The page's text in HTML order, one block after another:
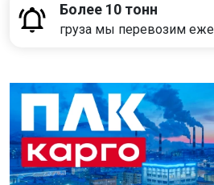
Более 10 тонн
груза мы перевозим